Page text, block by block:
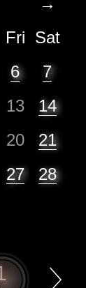
Fri Sat
6
7
13
14
20
21
27
28